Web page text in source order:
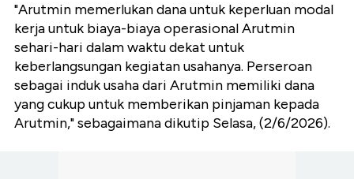
"Arutmin memerlukan dana untuk keperluan modal
kerja untuk biaya-biaya operasional Arutmin
sehari-hari dalam waktu dekat untuk
keberlangsungan kegiatan usahanya. Perseroan
sebagai induk usaha dari Arutmin memiliki dana
yang cukup untuk memberikan pinjaman kepada
Arutmin," sebagaimana dikutip Selasa, (2/6/2026).